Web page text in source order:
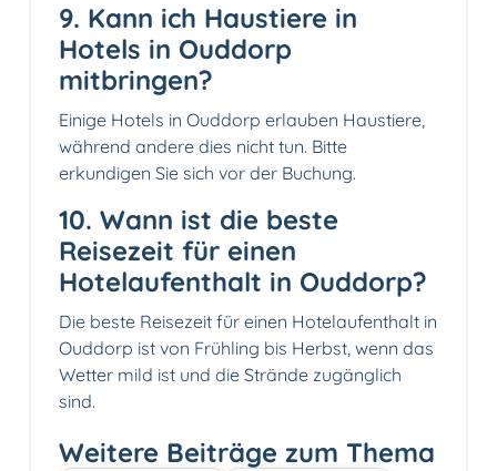
9. Kann ich Haustiere in
Hotels in Ouddorp
mitbringen?
Einige Hotels in Ouddorp erlauben Haustiere,
während andere dies nicht tun. Bitte
erkundigen Sie sich vor der Buchung.
10. Wann ist die beste
Reisezeit für einen
Hotelaufenthalt in Ouddorp?
Die beste Reisezeit für einen Hotelaufenthalt in
Ouddorp ist von Frühling bis Herbst, wenn das
Wetter mild ist und die Strände zugänglich
sind.
Weitere Beiträge zum Thema